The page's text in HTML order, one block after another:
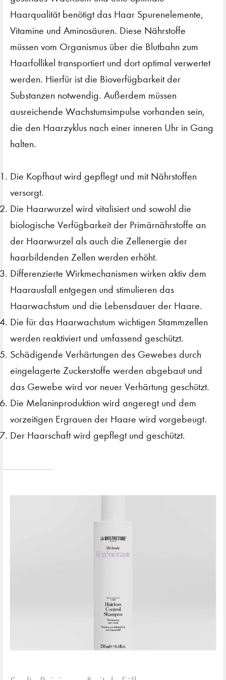
Haarqualität benötigt das Haar Spurenelemente,
Vitamine und Aminosäuren. Diese Nährstoffe
müssen vom Organismus über die Blutbahn zum
Haarfollikel transportiert und dort optimal verwertet
werden. Hierfür ist die Bioverfügbarkeit der
Substanzen notwendig. Außerdem müssen
ausreichende Wachstumsimpulse vorhanden sein,
die den Haarzyklus nach einer inneren Uhr in Gang
halten.
Die Kopfhaut wird gepflegt und mit Nährstoffen
versorgt.
Die Haarwurzel wird vitalisiert und sowohl die
biologische Verfügbarkeit der Primärnährstoffe an
der Haarwurzel als auch die Zellenergie der
haarbildenden Zellen werden erhöht.
Differenzierte Wirkmechanismen wirken aktiv dem
Haarausfall entgegen und stimulieren das
Haarwachstum und die Lebensdauer der Haare.
Die für das Haarwachstum wichtigen Stammzellen
werden reaktiviert und umfassend geschützt.
Schädigende Verhärtungen des Gewebes durch
eingelagerte Zuckerstoffe werden abgebaut und
das Gewebe wird vor neuer Verhärtung geschützt.
Die Melaninproduktion wird angeregt und dem
vorzeitigen Ergrauen der Haare wird vorgebeugt.
Der Haarschaft wird gepflegt und geschützt.